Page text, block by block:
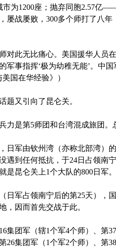
为1200座；抛弃同胞2.57亿
屡战屡败，300多个师打了八
此无比痛心。美国援华人员在
军事指挥‘极为幼稚无能’。中
国在华经验》）
又引向了昆仑关。
是第5师团和台湾混成旅团。
军由钦州湾（亦称北部湾）
遇到任何抵抗，于24日占领
是昆仑关上1个大队的800日军。
军占领南宁后的第25天），
，因而首先交战于此。
团军（辖1个军4个师）、第37
26集团军（1个军2个师）、第